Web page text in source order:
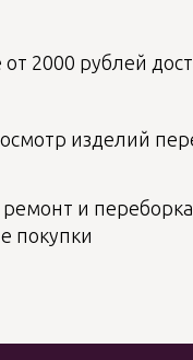
и
покупки
изделий
2000 рублей